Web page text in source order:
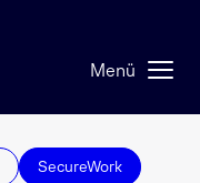
Menü
SecureWork